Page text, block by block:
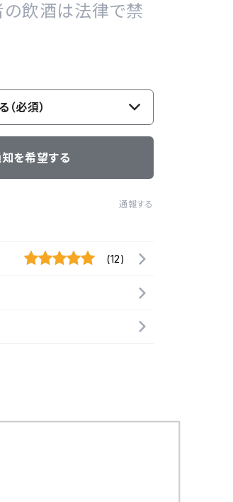
の飲酒は法律で禁
（必須）
を希望する
通報する
(12)